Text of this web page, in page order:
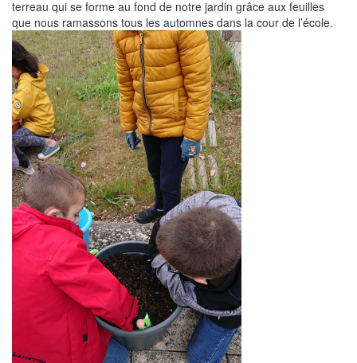
terreau qui se forme au fond de notre jardin grâce aux feuilles
que nous ramassons tous les automnes dans la cour de l’école.